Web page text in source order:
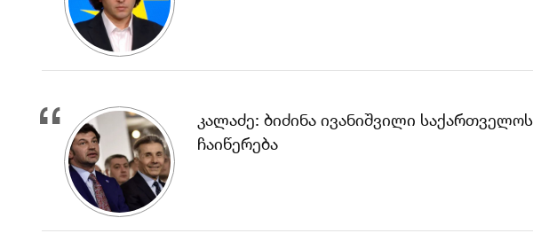
კალაძე: ბიძინა ივანიშვილი
ჩაიწერება